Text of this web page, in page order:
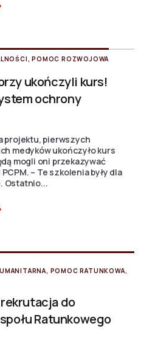
,POMOC ROZWOJOWA
ukończyli kurs!
ochrony
projektu, pierwszych
medyków ukończyło kurs
mogli oni przekazywać
– Te szkolenia były dla
Ostatnio...
, POMOC RATUNKOWA,
do
Ratunkowego